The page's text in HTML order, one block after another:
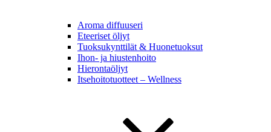
Aroma diffuuseri
Eteeriset öljyt
Tuoksukynttilät & Huonetuoksut
Ihon- ja hiustenhoito
Hierontaöljyt
Itsehoitotuotteet – Wellness